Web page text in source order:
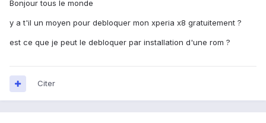
Bonjour tous le monde
y a t'il un moyen pour debloquer mon xperia x8 gratuitement ?
est ce que je peut le debloquer par installation d'une rom ?
Citer